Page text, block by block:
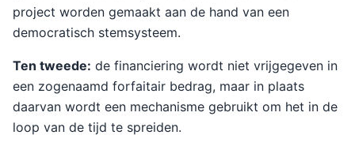
project worden gemaakt aan de hand van een
democratisch stemsysteem.
Ten tweede: de financiering wordt niet vrijgegeven in
een zogenaamd forfaitair bedrag, maar in plaats
daarvan wordt een mechanisme gebruikt om het in de
loop van de tijd te spreiden.